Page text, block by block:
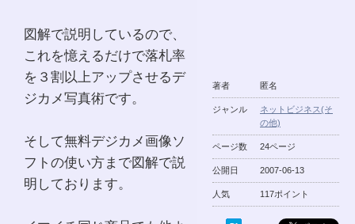
著者 匿名
ジャンル
ネットビジネス(そ
の他)
ページ数 24ページ
公開日 2007-06-13
人気 117ポイント
図解で説明しているので、
これを憶えるだけで落札率
を３割以上アップさせるデ
ジカメ写真術です。
そして無料デジカメ画像ソ
フトの使い方まで図解で説
明しております。